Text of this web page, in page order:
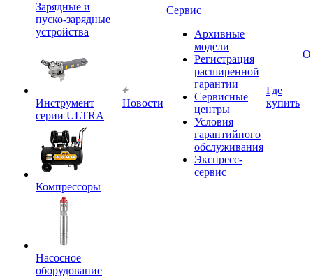
Зарядные и
пуско-зарядные
устройства
Инструмент
серии ULTRA
Компрессоры
Насосное
оборудование
Новости
Сервис
Архивные
модели
Регистрация
расширенной
гарантии
Сервисные
центры
Условия
гарантийного
обслуживания
Экспресс-
сервис
Где
купить
О